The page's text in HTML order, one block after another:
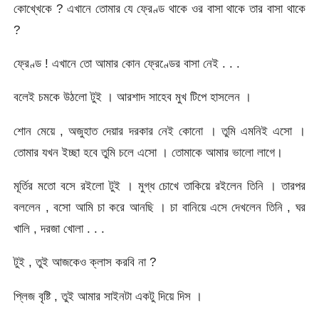
কোখ্খেকে ? এখানে তোমার যে ফ্রেণ্ড থাকে ওর বাসা থাকে তার বাসা থাকে
?
ফ্রেণ্ড ! এখানে তো আমার কোন ফ্রেণ্ডের বাসা নেই . . .
বলেই চমকে উঠলো টুই । আরশাদ সাহেব মুখ টিপে হাসলেন ।
শোন মেয়ে , অজুহাত দেয়ার দরকার নেই কোনো । তুমি এমনিই এসো ।
তোমার যখন ইচ্ছা হবে তুমি চলে এসো । তোমাকে আমার ভালো লাগে।
মূর্তির মতো বসে রইলো টুই । মুগ্ধ চোখে তাকিয়ে রইলেন তিনি । তারপর
বললেন , বসো আমি চা করে আনছি । চা বানিয়ে এসে দেখলেন তিনি , ঘর
খালি , দরজা খোলা . . .
টুই , তুই আজকেও ক্লাস করবি না ?
প্লিজ বৃষ্টি , তুই আমার সাইনটা একটু দিয়ে দিস ।